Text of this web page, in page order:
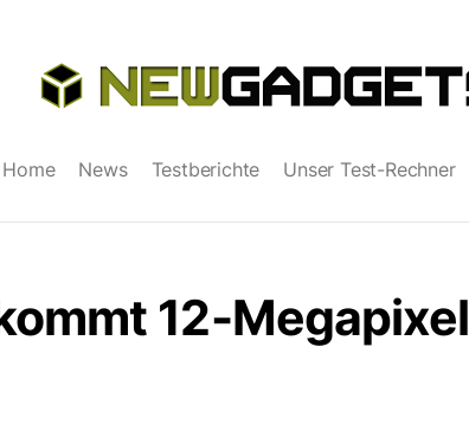
Home News Testberichte Unser Test-Rechner
12-Megapixel